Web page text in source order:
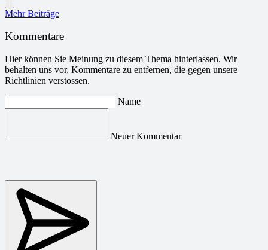
Mehr Beiträge
Kommentare
Hier können Sie Meinung zu diesem Thema hinterlassen. Wir
behalten uns vor, Kommentare zu entfernen, die gegen unsere
Richtlinien verstossen.
Name
Neuer Kommentar